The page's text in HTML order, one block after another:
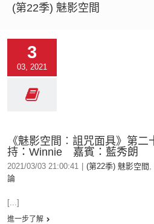
(第22季) 魅影空間
3
03, 2021
《魅影空間︰詛咒面具》第
持：Winnie 嘉賓：藍秀朗
2021/03/03 21:00:41 (第22季) 魅影空間 ,
論
[...]
進一步了解